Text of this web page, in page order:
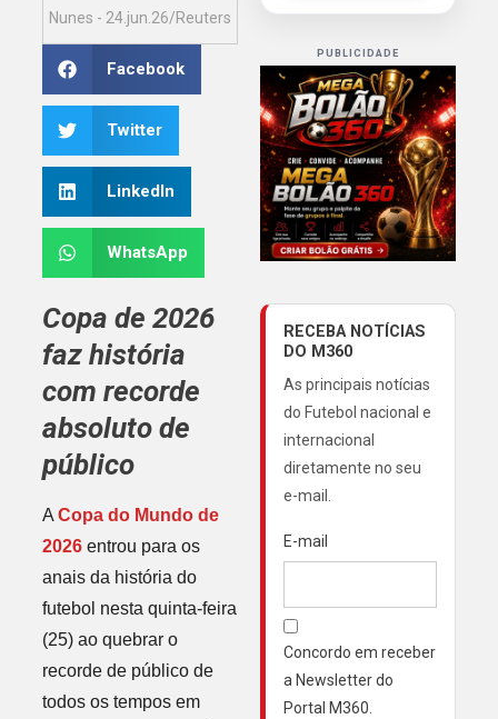
Nunes - 24.jun.26/Reuters
Facebook
Twitter
LinkedIn
WhatsApp
Copa de 2026
faz história
com recorde
absoluto de
público
A Copa do Mundo de
2026entrou para os
anais da história do
futebol nesta quinta-feira
(25) ao quebrar o
recorde de público de
todos os tempos em
PUBLICIDADE
RECEBA NOTÍCIAS
DO M360
As principais notícias
do Futebol nacional e
internacional
diretamente no seu
e-mail.
E-mail
Concordo em receber
a Newsletter do
Portal M360.